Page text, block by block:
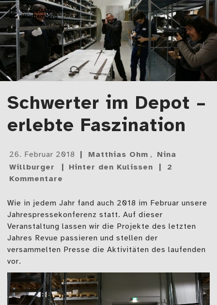
Zum Artikel springen LMW-Blog
Der Blog des Landesmuseums Württemberg
Schwerter im Depot –
erlebte Faszination
Gepostet
am
26. Februar 2018 Matthias Ohm ,
Nina
Willburger
Hinter den Kulissen
2
Kommentare
Wie in jedem Jahr fand auch 2018 im Februar unsere
Jahrespressekonferenz statt. Auf dieser
Veranstaltung lassen wir die Projekte des letzten
Jahres Revue passieren und stellen der
versammelten Presse die Aktivitäten des laufenden
vor.